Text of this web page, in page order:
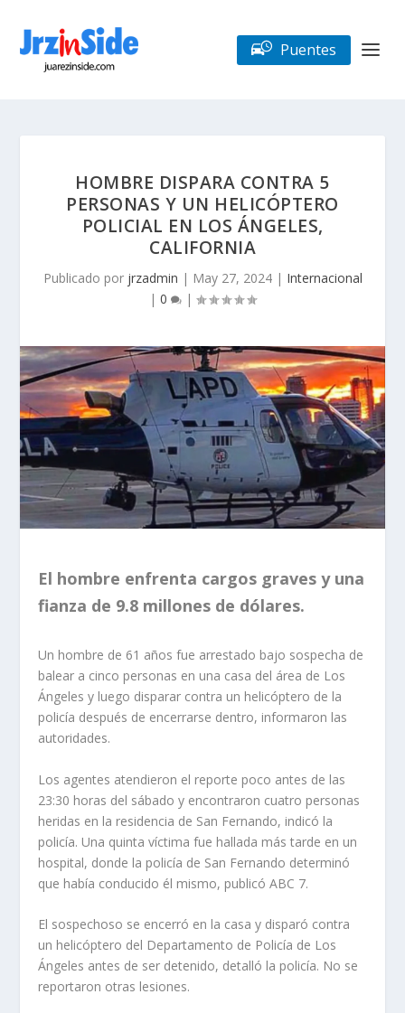
Puentes
HOMBRE DISPARA CONTRA 5
PERSONAS Y UN HELICÓPTERO
POLICIAL EN LOS ÁNGELES,
CALIFORNIA
Publicado por jrzadmin | May 27, 2024| Internacional
| 0 |
El hombre enfrenta cargos graves y una
fianza de 9.8 millones de dólares.
Un hombre de 61 años fue arrestado bajo sospecha de
balear a cinco personas en una casa del área de Los
Ángeles y luego disparar contra un helicóptero de la
policía después de encerrarse dentro, informaron las
autoridades.
Los agentes atendieron el reporte poco antes de las
23:30 horas del sábado y encontraron cuatro personas
heridas en la residencia de San Fernando, indicó la
policía. Una quinta víctima fue hallada más tarde en un
hospital, donde la policía de San Fernando determinó
que había conducido él mismo, publicó ABC 7.
El sospechoso se encerró en la casa y disparó contra
un helicóptero del Departamento de Policía de Los
Ángeles antes de ser detenido, detalló la policía. No se
reportaron otras lesiones.